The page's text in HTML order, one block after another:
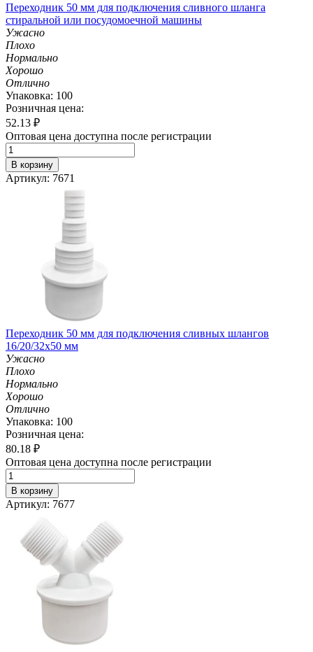
Переходник 50 мм для подключения сливного шланга
стиральной или посудомоечной машины
Ужасно
Плохо
Нормально
Хорошо
Отлично
Упаковка: 100
Розничная цена:
52.13 ₽
Оптовая цена доступна после регистрации
В корзину
Артикул: 7671
Переходник 50 мм для подключения сливных шлангов
16/20/32х50 мм
Ужасно
Плохо
Нормально
Хорошо
Отлично
Упаковка: 100
Розничная цена:
80.18 ₽
Оптовая цена доступна после регистрации
В корзину
Артикул: 7677